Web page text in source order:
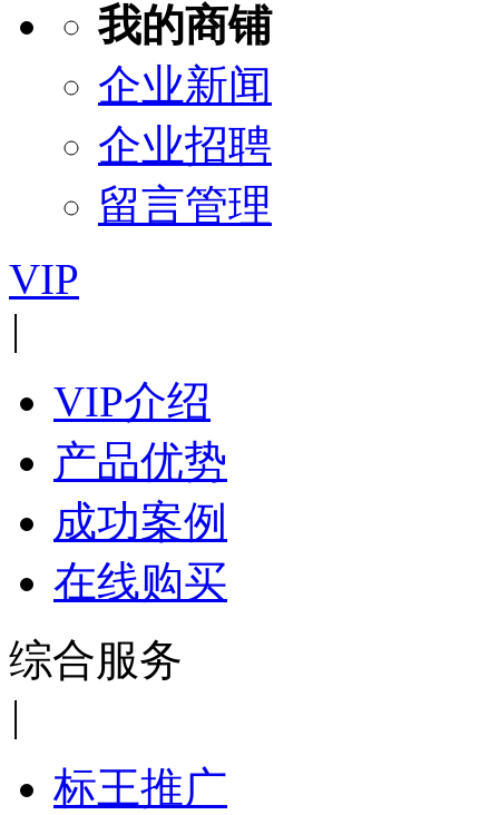
我的商铺
企业新闻
企业招聘
留言管理
VIP
|
VIP介绍
产品优势
成功案例
在线购买
综合服务
|
标王推广